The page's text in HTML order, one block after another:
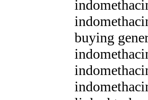
buying